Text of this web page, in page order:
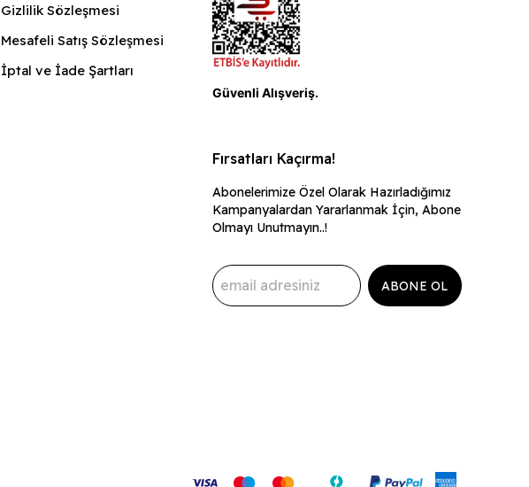
Gizlilik Sözleşmesi
Mesafeli Satış Sözleşmesi
İptal ve İade Şartları
Güvenli Alışveriş.
Fırsatları Kaçırma!
Abonelerimize Özel Olarak Hazırladığımız
Kampanyalardan Yararlanmak İçin, Abone
Olmayı Unutmayın..!
ABONE OL